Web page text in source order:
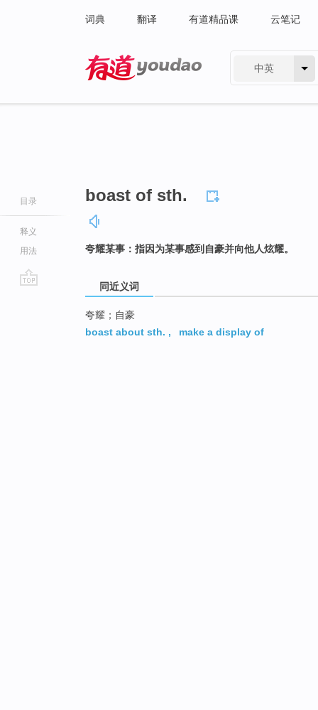
词典 翻译 有道精品课 云笔记
中英
目录
释义
用法
boast of sth.
夸耀某事：指因为某事感到自豪并向他人炫耀。
同近义词
夸耀；自豪
boast about sth. , make a display of